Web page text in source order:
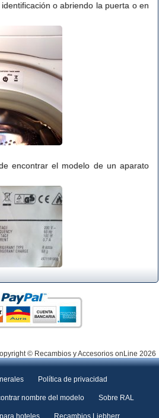
o abriendo la puerta o en
encontrar el modelo de un aparato
© Recambios y Accesorios onLine 2026
Política de privacidad
nombre del modelo Sobre RAL
hoteles Recambios Liebherr